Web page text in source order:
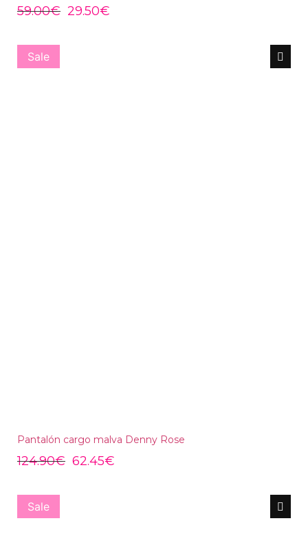
59.00€ 29.50€
Sale
Pantalón cargo malva Denny Rose
124.90€ 62.45€
Sale